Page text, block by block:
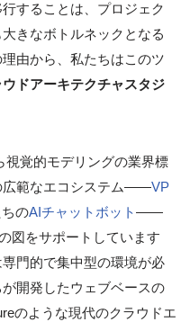
することは、プロジェク
きなボトルネックとなる
由から、私たちはこのツ
ドアーキテクチャスタジ
視覚的モデリングの業界標
広範なエコシステム——VP
ちのAIチャットボット——
図をサポートしています
門的で集中型の環境が必
開発したウェブベースの
のような現代のクラウドエ